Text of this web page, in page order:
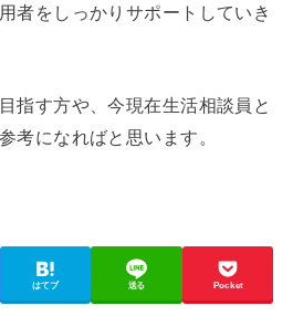
者をしっかりサポートしていき
指す方や、今現在生活相談員と
考になればと思います。
はてブ 送る Pocket